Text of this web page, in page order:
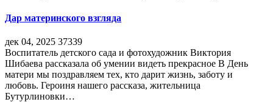
Дар материнского взгляда
дек 04, 2025 37339
Воспитатель детского сада и фотохудожник Виктория
Шибаева рассказала об умении видеть прекрасное В День
матери мы поздравляем тех, кто дарит жизнь, заботу и
любовь. Героиня нашего рассказа, жительница
Бутурлиновки…